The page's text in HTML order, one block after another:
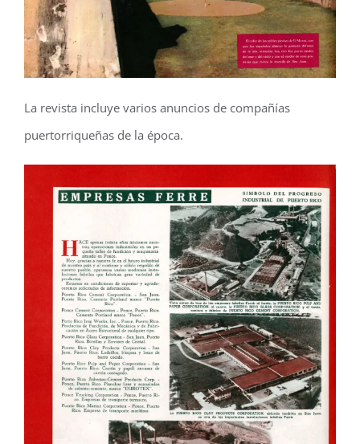
La revista incluye varios anuncios de compañías
puertorriqueñas de la época.